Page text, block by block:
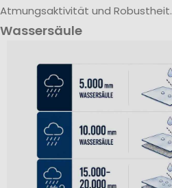
Atmungsaktivität und Robustheit.
Wassersäule